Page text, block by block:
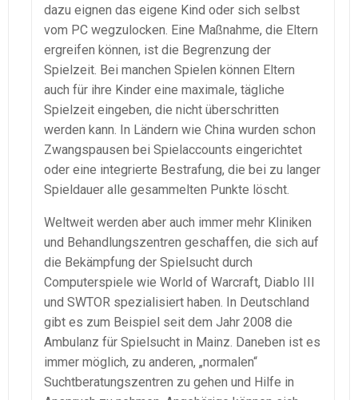
dazu eignen das eigene Kind oder sich selbst
vom PC wegzulocken. Eine Maßnahme, die Eltern
ergreifen können, ist die Begrenzung der
Spielzeit. Bei manchen Spielen können Eltern
auch für ihre Kinder eine maximale, tägliche
Spielzeit eingeben, die nicht überschritten
werden kann. In Ländern wie China wurden schon
Zwangspausen bei Spielaccounts eingerichtet
oder eine integrierte Bestrafung, die bei zu langer
Spieldauer alle gesammelten Punkte löscht.
Weltweit werden aber auch immer mehr Kliniken
und Behandlungszentren geschaffen, die sich auf
die Bekämpfung der Spielsucht durch
Computerspiele wie World of Warcraft, Diablo III
und SWTOR spezialisiert haben. In Deutschland
gibt es zum Beispiel seit dem Jahr 2008 die
Ambulanz für Spielsucht in Mainz. Daneben ist es
immer möglich, zu anderen, „normalen“
Suchtberatungszentren zu gehen und Hilfe in